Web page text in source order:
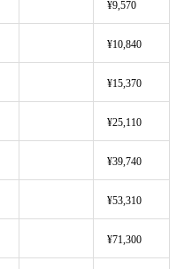
¥9,570
¥10,840
¥15,370
¥25,110
¥39,740
¥53,310
¥71,300